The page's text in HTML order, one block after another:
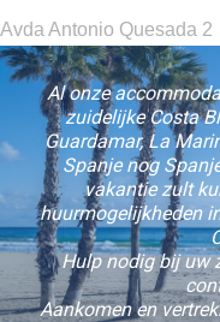
Avda Antonio Quesada 2
Al onze
zuidelijke Costa
Guardamar, La
Spanje nog
vakantie zult
huurmogelijkheden
Hulp nodig bij uw
Aankomen en